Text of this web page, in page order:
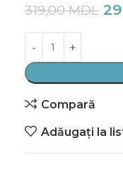
319,00MDL
Compară
Adăugați la